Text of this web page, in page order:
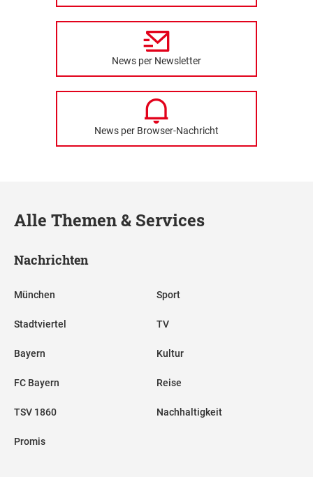
News per Newsletter
News per Browser-Nachricht
Alle Themen & Services
Nachrichten
München
Stadtviertel
Bayern
FC Bayern
TSV 1860
Promis
Sport
TV
Kultur
Reise
Nachhaltigkeit